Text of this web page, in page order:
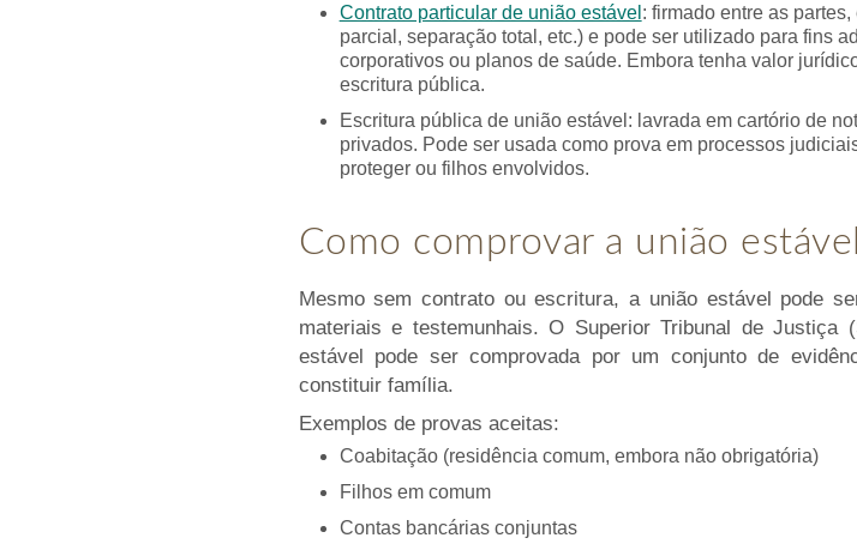
Contrato particular de união estável : firmado entre as
parcial, separação total, etc.) e pode ser utilizado para fins
corporativos ou planos de saúde. Embora tenha valor
escritura pública.
Escritura pública de união estável: lavrada em cartório de
privados. Pode ser usada como prova em processos
proteger ou filhos envolvidos.
Como comprovar a união
Mesmo sem contrato ou escritura, a união estável pode
materiais e testemunhais. O Superior Tribunal de Justiça
estável pode ser comprovada por um conjunto de
constituir família.
Exemplos de provas aceitas:
Coabitação (residência comum, embora não obrigatória)
Filhos em comum
Contas bancárias conjuntas